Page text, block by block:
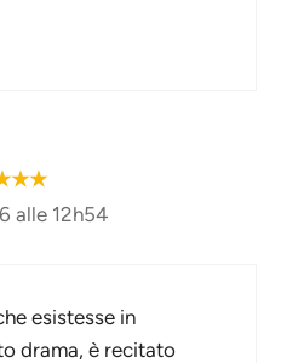
★★
alle 12h54
esistesse in
drama, è recitato